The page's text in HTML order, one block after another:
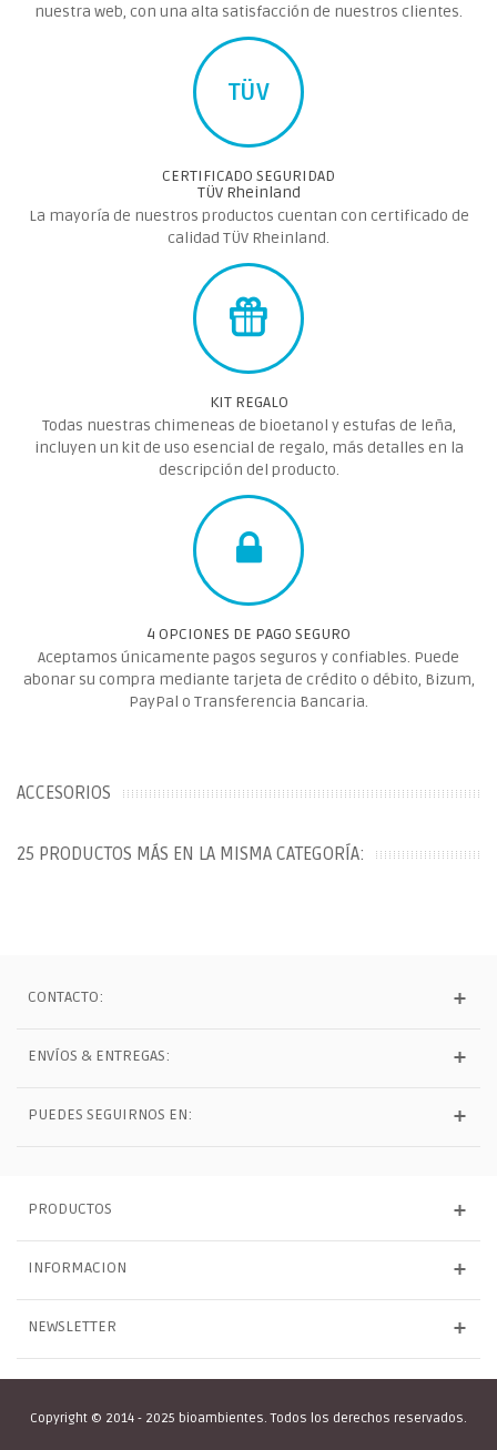
nuestra web, con una alta satisfacción de nuestros clientes.
TÜV
CERTIFICADO SEGURIDAD
TÜV Rheinland
La mayoría de nuestros productos cuentan con certificado de
calidad TÜV Rheinland.
KIT REGALO
Todas nuestras chimeneas de bioetanol y estufas de leña,
incluyen un kit de uso esencial de regalo, más detalles en la
descripción del producto.
4 OPCIONES DE PAGO SEGURO
Aceptamos únicamente pagos seguros y confiables. Puede
abonar su compra mediante tarjeta de crédito o débito, Bizum,
PayPal o Transferencia Bancaria.
ACCESORIOS
25 PRODUCTOS MÁS EN LA MISMA CATEGORÍA:
CONTACTO:
ENVÍOS & ENTREGAS:
PUEDES SEGUIRNOS EN:
PRODUCTOS
INFORMACION
NEWSLETTER
Copyright © 2014 - 2025 bioambientes. Todos los derechos reservados.